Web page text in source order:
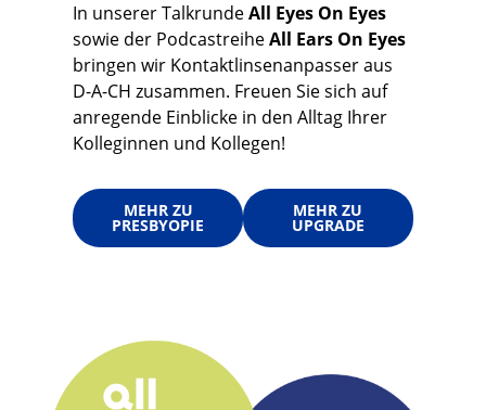
In unserer TalkrundeAll Eyes On Eyes
sowie der PodcastreiheAll Ears On Eyes
bringen wir Kontaktlinsenanpasser aus
D-A-CH zusammen. Freuen Sie sich auf
anregende Einblicke in den Alltag Ihrer
Kolleginnen und Kollegen!
MEHR ZU
PRESBYOPIE
MEHR ZU
UPGRADE